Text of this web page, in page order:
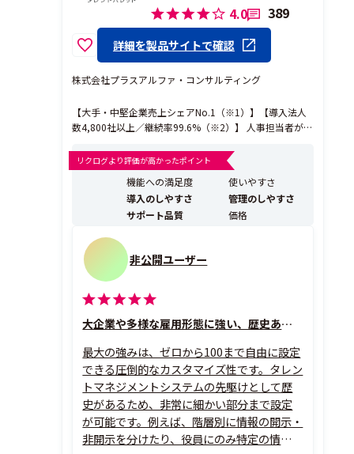
4.0 389
詳細を製品サイトで確認
株式会社プラスアルファ・コンサルティング
【大手・中堅企業売上シェアNo.1（※1）】【導入法人
数4,800社以上／継続率99.6%（※2）】 人事担当者が必
ネジメントシステムです。 あらゆる人材データを一元
化・分析し、勘や経験に頼らない「科学的人事」と、幅
広い領域の「人事DX」を両立します。 ...
リクログより評価が高かったポイント
機能への満足度
使いやすさ
導入のしやすさ
管理のしやすさ
サポート品質
価格
非公開ユーザー
大企業や多様な雇用形態に強い、歴史ある高機能タレマネ
最大の強みは、ゼロから100まで自由に設定
できる圧倒的なカスタマイズ性です。タレン
トマネジメントシステムの先駆けとして歴
史があるため、非常に細かい部分まで設定
が可能です。例えば、階層別に情報の開示・
非開示を分けたり、役員にのみ特定の情報を